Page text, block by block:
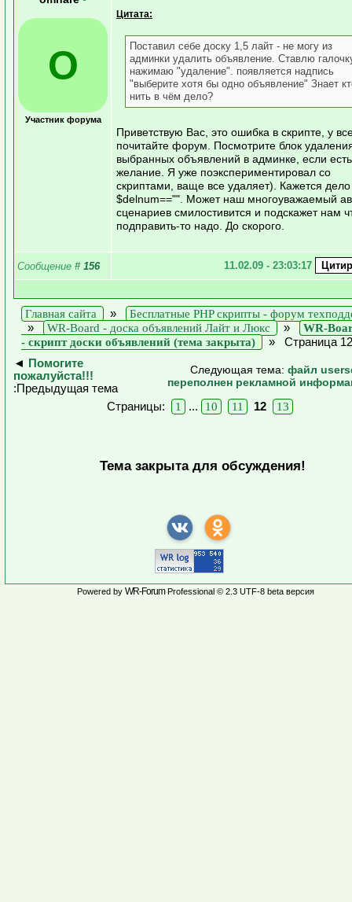
O
Участник форума
Цитата:
Поставил себе доску 1,5 лайт - не могу из
админки удалить объявление. Ставлю
нажимаю "удаление". появляется надпись
"выберите хотя бы одно объявление" Знает
нить в чём дело?
Приветствую Вас, это ошибка в скрипте, у
почитайте форум. Посмотрите блок
выбранных объявлений в админке, если есть
желание. Я уже поэкспериментировал со
скриптами, ваще все удаляет). Кажется дело
$delnum=="". Может наш многоуважаемый
сценариев смилостивится и подскажет нам
подправить-то надо. До скорого.
Сообщение # 156 11.02.09 - 23:03:17
Главная сайта » Бесплатные PHP скрипты - форум
» WR-Board - доска объявлений Лайт и Люкс »
WR-
- скрипт доски объявлений (тема закрыта)
» Страница 12
◄
Помогите
пожалуйста!!!
:Предыдущая тема
Следующая тема: файл
переполнен рекламной
Страницы: 1 ... 10 11 12 13
Тема закрыта для обсуждения!
Powered by WR-ForumProfessional © 2.3 UTF-8 beta версия